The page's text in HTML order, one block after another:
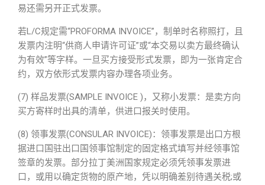
易还需另开正式发票。
若L/C规定需“PROFORMA INVOICE”，制单时名称照打，且
发票内注明“供商人申请许可证”或“本交易以卖方最终确认
为有效”等字样。一旦买方接受形式发票，即为一张肯定合
约，双方依形式发票内容办理各项业务。
(7) 样品发票(SAMPLE INVOICE )，又称小发票：是卖方向
买方寄样时出具的清单，供进口报关时使用。
(8) 领事发票(CONSULAR INVOICE)：领事发票是出口方根
据进口国驻出口国领事馆制定的固定格式填写并经领事馆
签章的发票。部分拉丁美洲国家规定必须凭领事发票进
口，或用以确定货物的原产地，凭以明确差别待遇关税;或